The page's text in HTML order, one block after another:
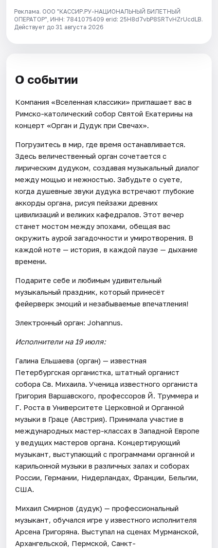
Реклама. ООО "КАССИР.РУ-НАЦИОНАЛЬНЫЙ БИЛЕТНЫЙ
ОПЕРАТОР", ИНН: 7841075409 erid: 25H8d7vbP8SRTvHZrUcdLB.
Действует до 31 августа 2026
О событии
Компания «Вселенная классики» приглашает вас в
Римско-католический собор Святой Екатерины на
концерт «Орган и Дудук при Свечах».
Погрузитесь в мир, где время останавливается.
Здесь величественный орган сочетается с
лирическим дудуком, создавая музыкальный диалог
между мощью и нежностью. Забудьте о суете,
когда душевные звуки дудука встречают глубокие
аккорды органа, рисуя пейзажи древних
цивилизаций и великих кафедралов. Этот вечер
станет мостом между эпохами, обещая вас
окружить аурой загадочности и умиротворения. В
каждой ноте — история, в каждой паузе — дыхание
времени.
Подарите себе и любимым удивительный
музыкальный праздник, который принесёт
фейерверк эмоций и незабываемые впечатления!
Электронный орган: Johannus.
Исполнители на 19 июля:
Галина Ельшаева (орган) — известная
Петербургская органистка, штатный органист
собора Св. Михаила. Ученица известного органиста
Григория Варшавского, профессоров Й. Труммера и
Г. Роста в Университете Церковной и Органной
музыки в Граце (Австрия). Принимала участие в
международных мастер-классах в Западной Европе
у ведущих мастеров органа. Концертирующий
музыкант, выступающий с программами органной и
карильонной музыки в различных залах и соборах
России, Германии, Нидерландах, Франции, Бельгии,
США.
Михаил Смирнов (дудук) — профессиональный
музыкант, обучался игре у известного исполнителя
Арсена Григоряна. Выступал на сценах Мурманской,
Архангельской, Пермской, Санкт-